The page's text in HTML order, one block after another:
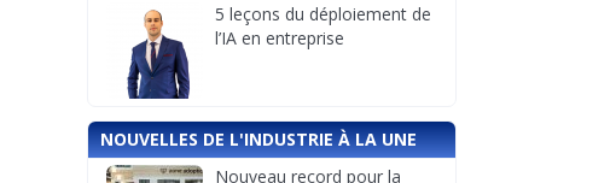
5 leçons du déploiement de
l’IA en entreprise
NOUVELLES DE L'INDUSTRIE À LA UNE
Nouveau record pour la